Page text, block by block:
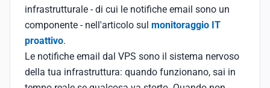
infrastrutturale - di cui le notifiche email sono un
componente - nell'articolo sul monitoraggio IT
proattivo.
Le notifiche email dal VPS sono il sistema nervoso
della tua infrastruttura: quando funzionano, sai in